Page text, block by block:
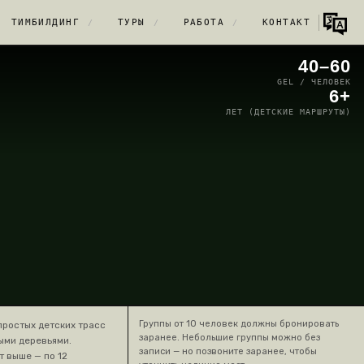
ТИМБИЛДИНГ / ТУРЫ / РАБОТА / КОНТАКТ
40–60
GEL / ЧЕЛОВЕК
6+
ЛЕТ (ДЕТСКИЕ МАРШРУТЫ)
детских трасс
деревьями.
выше — по 12
Группы от 10 человек должны бронировать
заранее. Небольшие группы можно без
записи — но позвоните заранее, чтобы